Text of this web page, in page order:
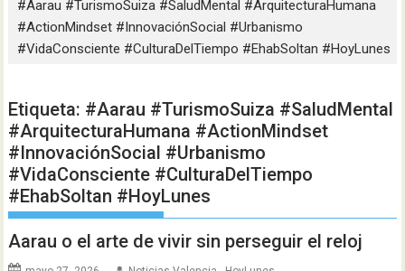
#Aarau #TurismoSuiza #SaludMental #ArquitecturaHumana
#ActionMindset #InnovaciónSocial #Urbanismo
#VidaConsciente #CulturaDelTiempo #EhabSoltan #HoyLunes
Etiqueta: #Aarau #TurismoSuiza #SaludMental
#ArquitecturaHumana #ActionMindset
#InnovaciónSocial #Urbanismo
#VidaConsciente #CulturaDelTiempo
#EhabSoltan #HoyLunes
Aarau o el arte de vivir sin perseguir el reloj